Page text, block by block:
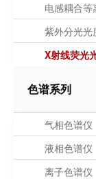
电感耦合等
紫外分光光
X射线荧光
色谱系列
气相色谱仪
液相色谱仪
离子色谱仪